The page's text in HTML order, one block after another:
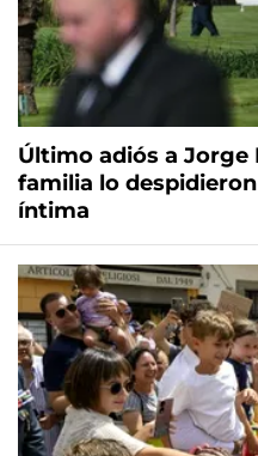
Último adiós a Jorge
familia lo
íntima